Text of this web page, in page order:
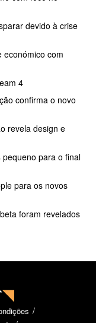
devido à crise
económico com
4
confirma o novo
revela design e
para o final
para os novos
foram revelados